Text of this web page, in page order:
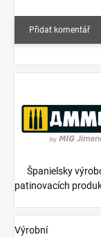
Přidat komentář
Španielsky
patinovacích
Výrobní